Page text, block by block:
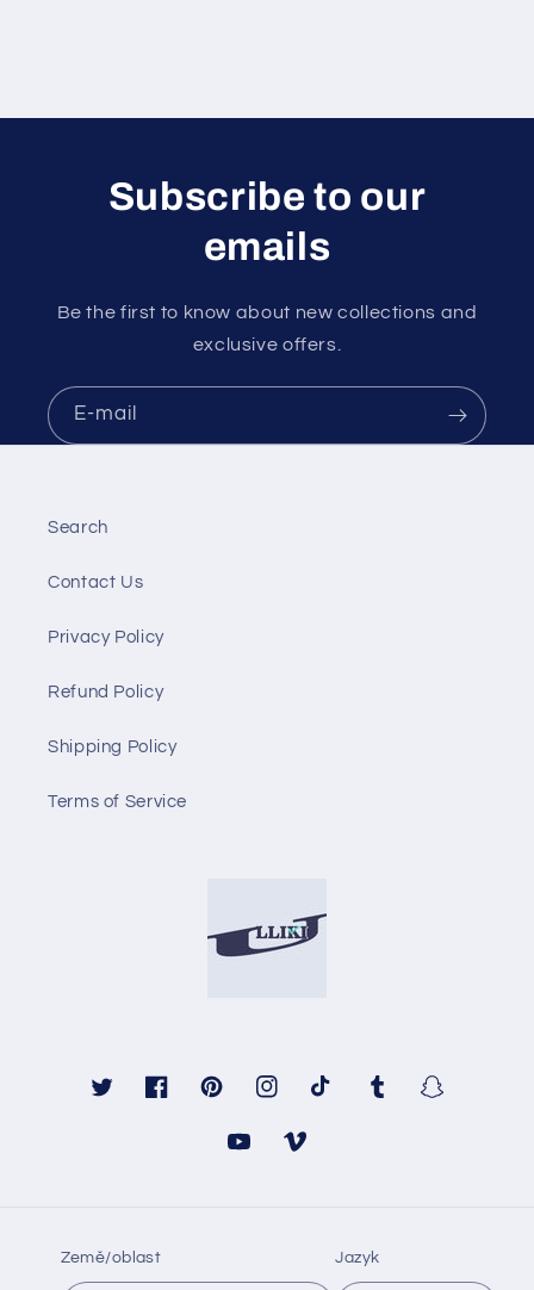
Subscribe to our
emails
Be the first to know about new collections and
exclusive offers.
E-mail
Search
Contact Us
Privacy Policy
Refund Policy
Shipping Policy
Terms of Service
TwitterFacebookPinterestInstagramTikTok TumblrSnapchat
YouTubeVimeo
Země/oblast Jazyk